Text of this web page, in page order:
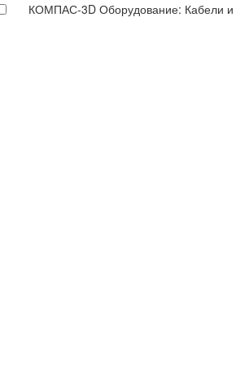
КОМПАС-3D Оборудование: Кабели и